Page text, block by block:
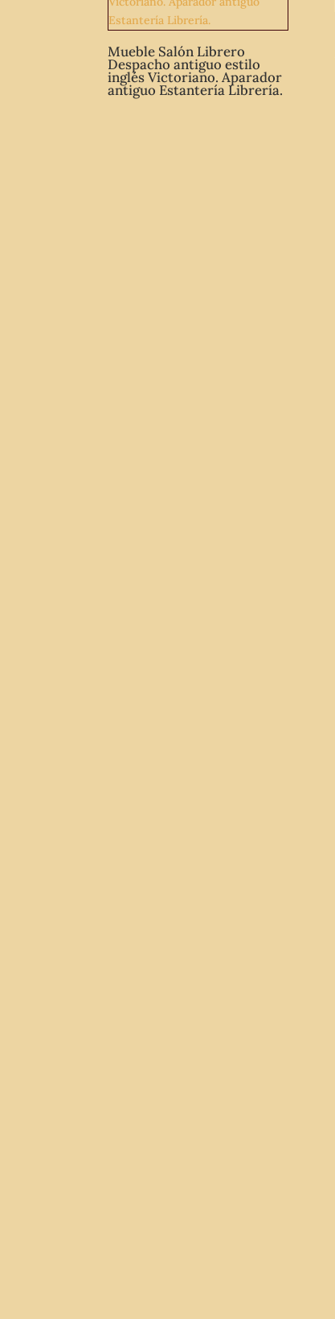
Mueble Salón Librero
Despacho antiguo estilo
inglés Victoriano. Aparador
antiguo Estantería Librería.